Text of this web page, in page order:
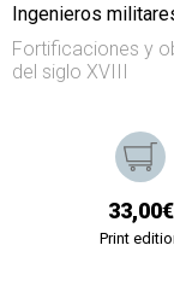
Ingenieros
Fortificaciones y
del siglo XVIII
33,00€
Print